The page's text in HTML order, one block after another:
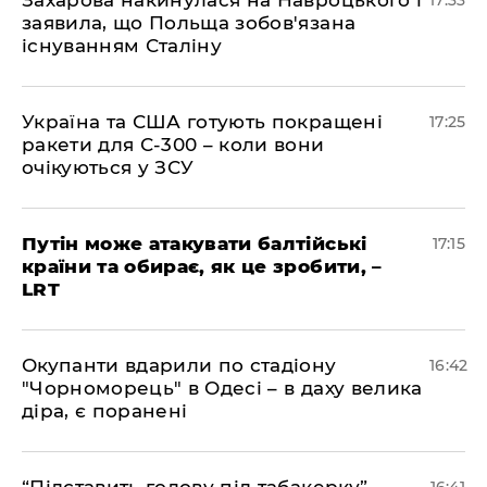
заявила, що Польща зобов'язана
існуванням Сталіну
​Україна та США готують покращені
ракети для С-300 – коли вони
очікуються у ЗСУ
17:25
​Путін може атакувати балтійські
країни та обирає, як це зробити, –
LRT
17:15
​Окупанти вдарили по стадіону
"Чорноморець" в Одесі – в даху велика
діра, є поранені
16:42